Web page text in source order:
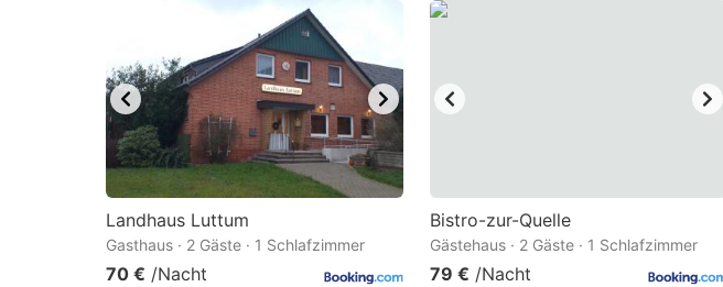
Landhaus Luttum
Gasthaus · 2 Gäste · 1 Schlafzimmer
70 € /Nacht
Bistro-zur-Quelle
Gästehaus · 2 Gäste · 1 Schlafzimmer
79 € /Nacht